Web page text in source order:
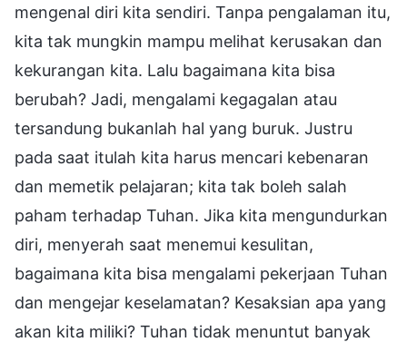
mengenal diri kita sendiri. Tanpa pengalaman itu,
kita tak mungkin mampu melihat kerusakan dan
kekurangan kita. Lalu bagaimana kita bisa
berubah? Jadi, mengalami kegagalan atau
tersandung bukanlah hal yang buruk. Justru
pada saat itulah kita harus mencari kebenaran
dan memetik pelajaran; kita tak boleh salah
paham terhadap Tuhan. Jika kita mengundurkan
diri, menyerah saat menemui kesulitan,
bagaimana kita bisa mengalami pekerjaan Tuhan
dan mengejar keselamatan? Kesaksian apa yang
akan kita miliki? Tuhan tidak menuntut banyak